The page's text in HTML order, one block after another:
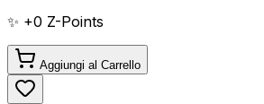
✨ +0 Z-Points
Aggiungi al Carrello